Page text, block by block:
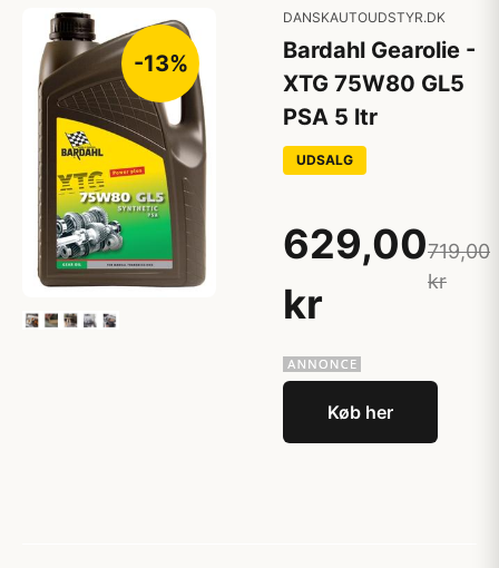
-13%
DANSKAUTOUDSTYR.DK
Bardahl Gearolie -
XTG 75W80 GL5
PSA 5 ltr
UDSALG
629,00
kr
719,00
kr
Køb her